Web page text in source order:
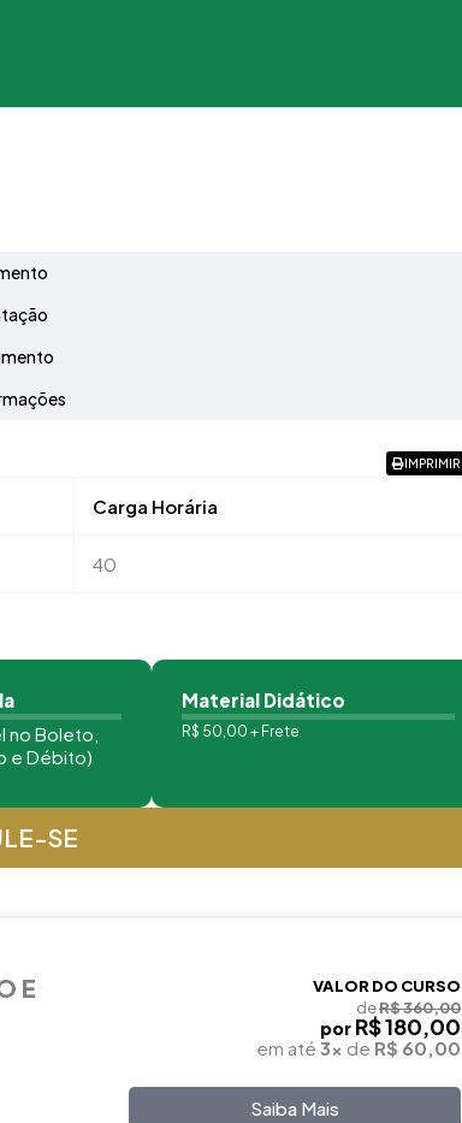
IMPRIMIR
Carga Horária
40
no Boleto,
e Débito)
Material Didático
R$ 50,00 + Frete
SE
E
VALOR DO CURSO
deR$ 360,00
por R$ 180,00
em até 3x de R$ 60,00
Saiba Mais